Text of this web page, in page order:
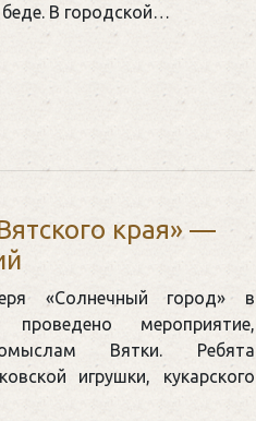
В городской…
края» —
«Солнечный город» в
мероприятие,
Вятки. Ребята
игрушки, кукарского